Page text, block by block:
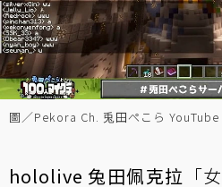
圖／Pekora Ch. 兎田ぺこら YouTube
hololive 兔田佩克拉 「